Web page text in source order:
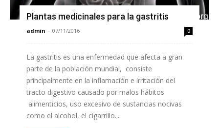
Plantas medicinales para la gastritis
admin - 07/11/2016 0
La gastritis es una enfermedad que afecta a gran
parte de la población mundial, consiste
principalmente en la inflamación e irritación del
tracto digestivo causado por malos hábitos
alimenticios, uso excesivo de sustancias nocivas
como el alcohol, el cigarrillo...